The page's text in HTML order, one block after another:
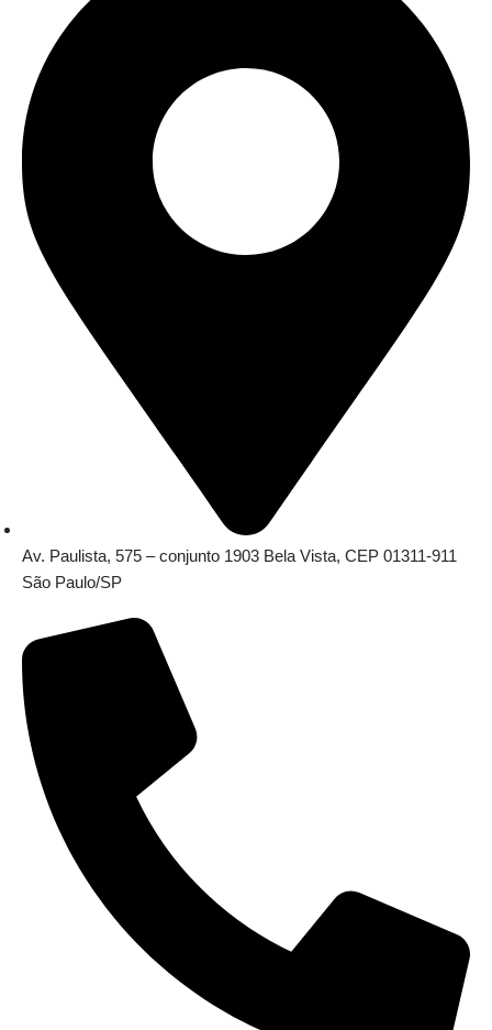
Av. Paulista, 575 – conjunto 1903 Bela Vista, CEP 01311-911
São Paulo/SP